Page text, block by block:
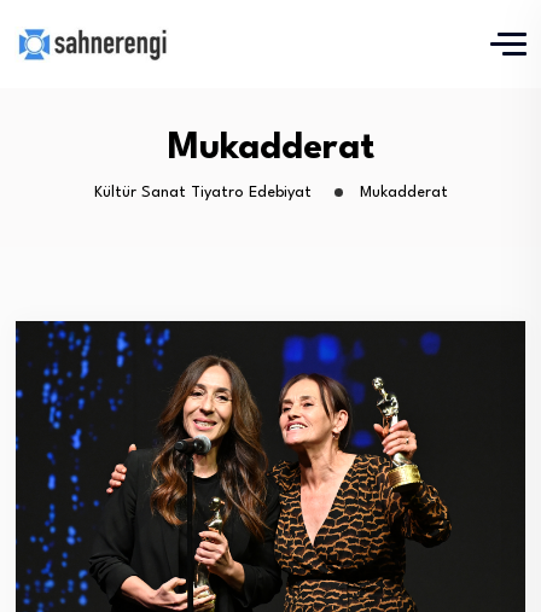
Mukadderat
Kültür Sanat Tiyatro Edebiyat Mukadderat